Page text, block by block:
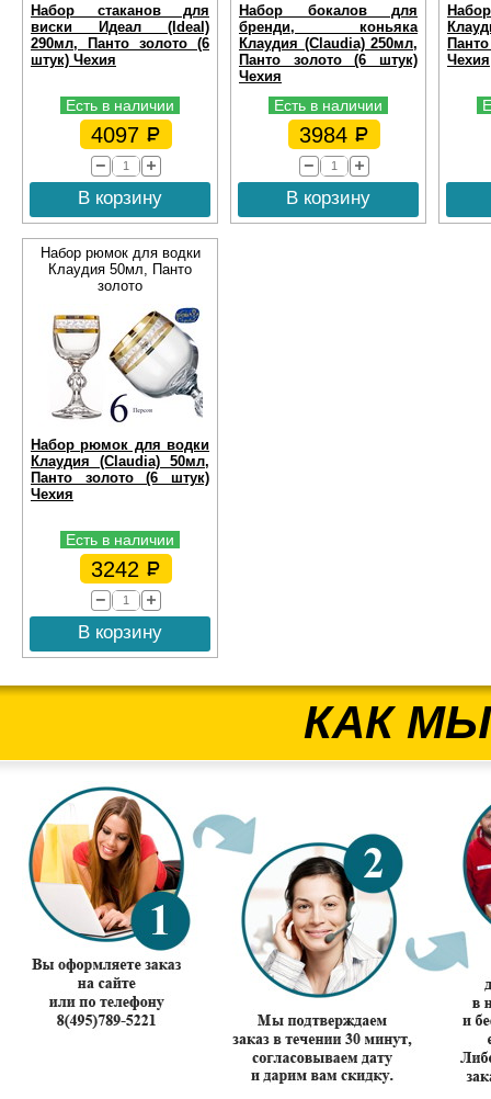
Набор стаканов для
виски Идеал (Ideal)
290мл, Панто золото (6
штук) Чехия
Есть в наличии
4097
В корзину
Набор бокалов для
бренди, коньяка
Клаудия (Claudia) 250мл,
Панто золото (6 штук)
Чехия
Есть в наличии
3984
В корзину
Чехия
Набор рюмок для водки
Клаудия 50мл, Панто
золото
Набор рюмок для водки
Клаудия (Claudia) 50мл,
Панто золото (6 штук)
Чехия
Есть в наличии
3242
В корзину
КАК